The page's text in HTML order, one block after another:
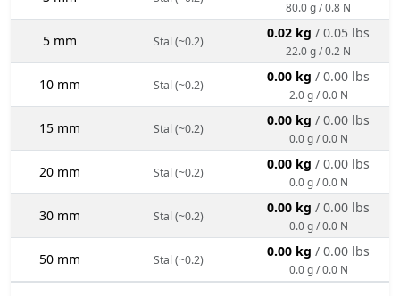
80.0 g / 0.8 N
5 mm Stal (~0.2)
0.02 kg / 0.05 lbs
22.0 g / 0.2 N
10 mm Stal (~0.2)
0.00 kg / 0.00 lbs
2.0 g / 0.0 N
15 mm Stal (~0.2)
0.00 kg / 0.00 lbs
0.0 g / 0.0 N
20 mm Stal (~0.2)
0.00 kg / 0.00 lbs
0.0 g / 0.0 N
30 mm Stal (~0.2)
0.00 kg / 0.00 lbs
0.0 g / 0.0 N
50 mm Stal (~0.2)
0.00 kg / 0.00 lbs
0.0 g / 0.0 N